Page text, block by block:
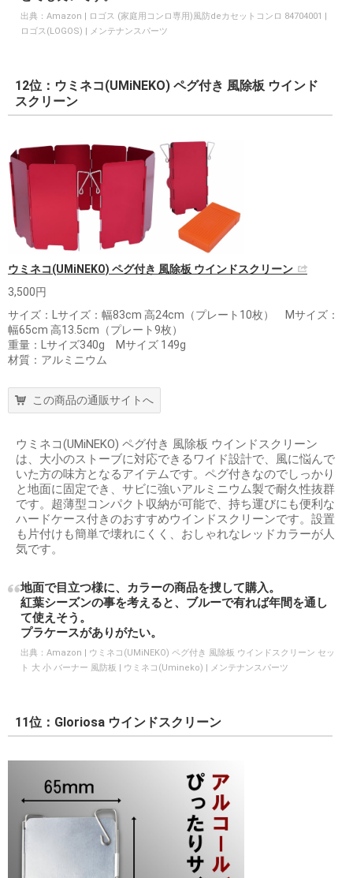
出典： Amazon | ロゴス (家庭用コンロ専用)風防deカセットコンロ 84704001 |
ロゴス(LOGOS) | メンテナンスパーツ
12位：ウミネコ(UMiNEKO) ペグ付き 風除板 ウインド
スクリーン
ウミネコ(UMiNEKO) ペグ付き 風除板 ウインドスクリーン
3,500円
サイズ：Lサイズ：幅83cm 高24cm（プレート10枚） Mサイズ：
幅65cm 高13.5cm（プレート9枚）
重量：Lサイズ340g Mサイズ 149g
材質：アルミニウム
この商品の通販サイトへ
ウミネコ(UMiNEKO) ペグ付き 風除板 ウインドスクリーン
は、大小のストーブに対応できるワイド設計で、風に悩んで
いた方の味方となるアイテムです。ペグ付きなのでしっかり
と地面に固定でき、サビに強いアルミニウム製で耐久性抜群
です。超薄型コンパクト収納が可能で、持ち運びにも便利な
ハードケース付きのおすすめウインドスクリーンです。設置
も片付けも簡単で壊れにくく、おしゃれなレッドカラーが人
気です。
地面で目立つ様に、カラーの商品を捜して購入。
紅葉シーズンの事を考えると、ブルーで有れば年間を通し
て使えそう。
プラケースがありがたい。
出典： Amazon | ウミネコ(UMiNEKO) ペグ付き 風除板 ウインドスクリーン セッ
ト 大 小 バーナー 風防板 | ウミネコ(Umineko) | メンテナンスパーツ
11位：Gloriosa ウインドスクリーン